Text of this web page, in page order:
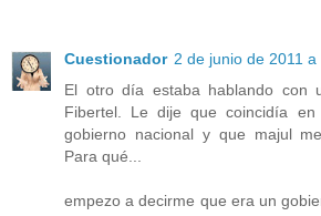
Cuestionador 2 de junio de 2011 a
El otro día estaba hablando con
Fibertel. Le dije que coincidía
gobierno nacional y que majul
Para qué...
empezo a decirme que era un